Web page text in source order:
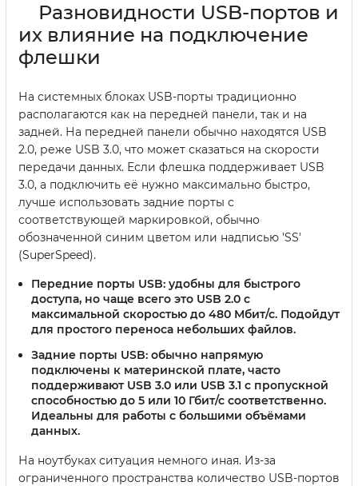
Разновидности USB-портов и
их влияние на подключение
флешки
На системных блоках USB-порты традиционно
располагаются как на передней панели, так и на
задней. На передней панели обычно находятся USB
2.0, реже USB 3.0, что может сказаться на скорости
передачи данных. Если флешка поддерживает USB
3.0, а подключить её нужно максимально быстро,
лучше использовать задние порты с
соответствующей маркировкой, обычно
обозначенной синим цветом или надписью 'SS'
(SuperSpeed).
Передние порты USB: удобны для быстрого
доступа, но чаще всего это USB 2.0 с
максимальной скоростью до 480 Мбит/с. Подойдут
для простого переноса небольших файлов.
Задние порты USB: обычно напрямую
подключены к материнской плате, часто
поддерживают USB 3.0 или USB 3.1 с пропускной
способностью до 5 или 10 Гбит/с соответственно.
Идеальны для работы с большими объёмами
данных.
На ноутбуках ситуация немного иная. Из-за
ограниченного пространства количество USB-портов